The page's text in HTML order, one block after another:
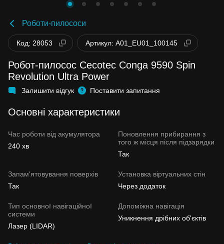
Роботи-пилососи
Код: 28053 Артикул: A01_EU01_100145
Робот-пилосос Cecotec Conga 9590 Spin
Revolution Ultra Power
Залишити відгук Поставити запитання
Основні характеристики
Час роботи від акумулятора
240 хв
Поновлення прибирання з
того ж місця після підзарядки
Так
Запам'ятовування поверхів
Так
Установка віртуальних стін
Через додаток
Тип основної навігаційної
системи
Лазер (LIDAR)
Допоміжна навігація
Уникнення дрібних об'єктів